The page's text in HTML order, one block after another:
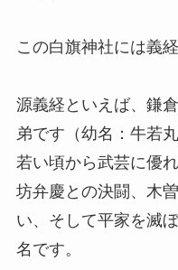
この白旗神社には義
源義経といえば、鎌
弟です（幼名：牛若丸
若い頃から武芸に優
坊弁慶との決闘、木
い、そして平家を滅
名です。